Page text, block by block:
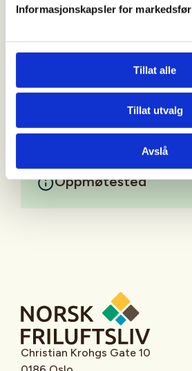
Informasjonskapsler for
Tillat alle
Tillat utvalg
Avslå
november 2026.
90927999 - bjarte@erstad.no
Mer informasjon
Oppmøtested
Christian Krohgs Gate 10